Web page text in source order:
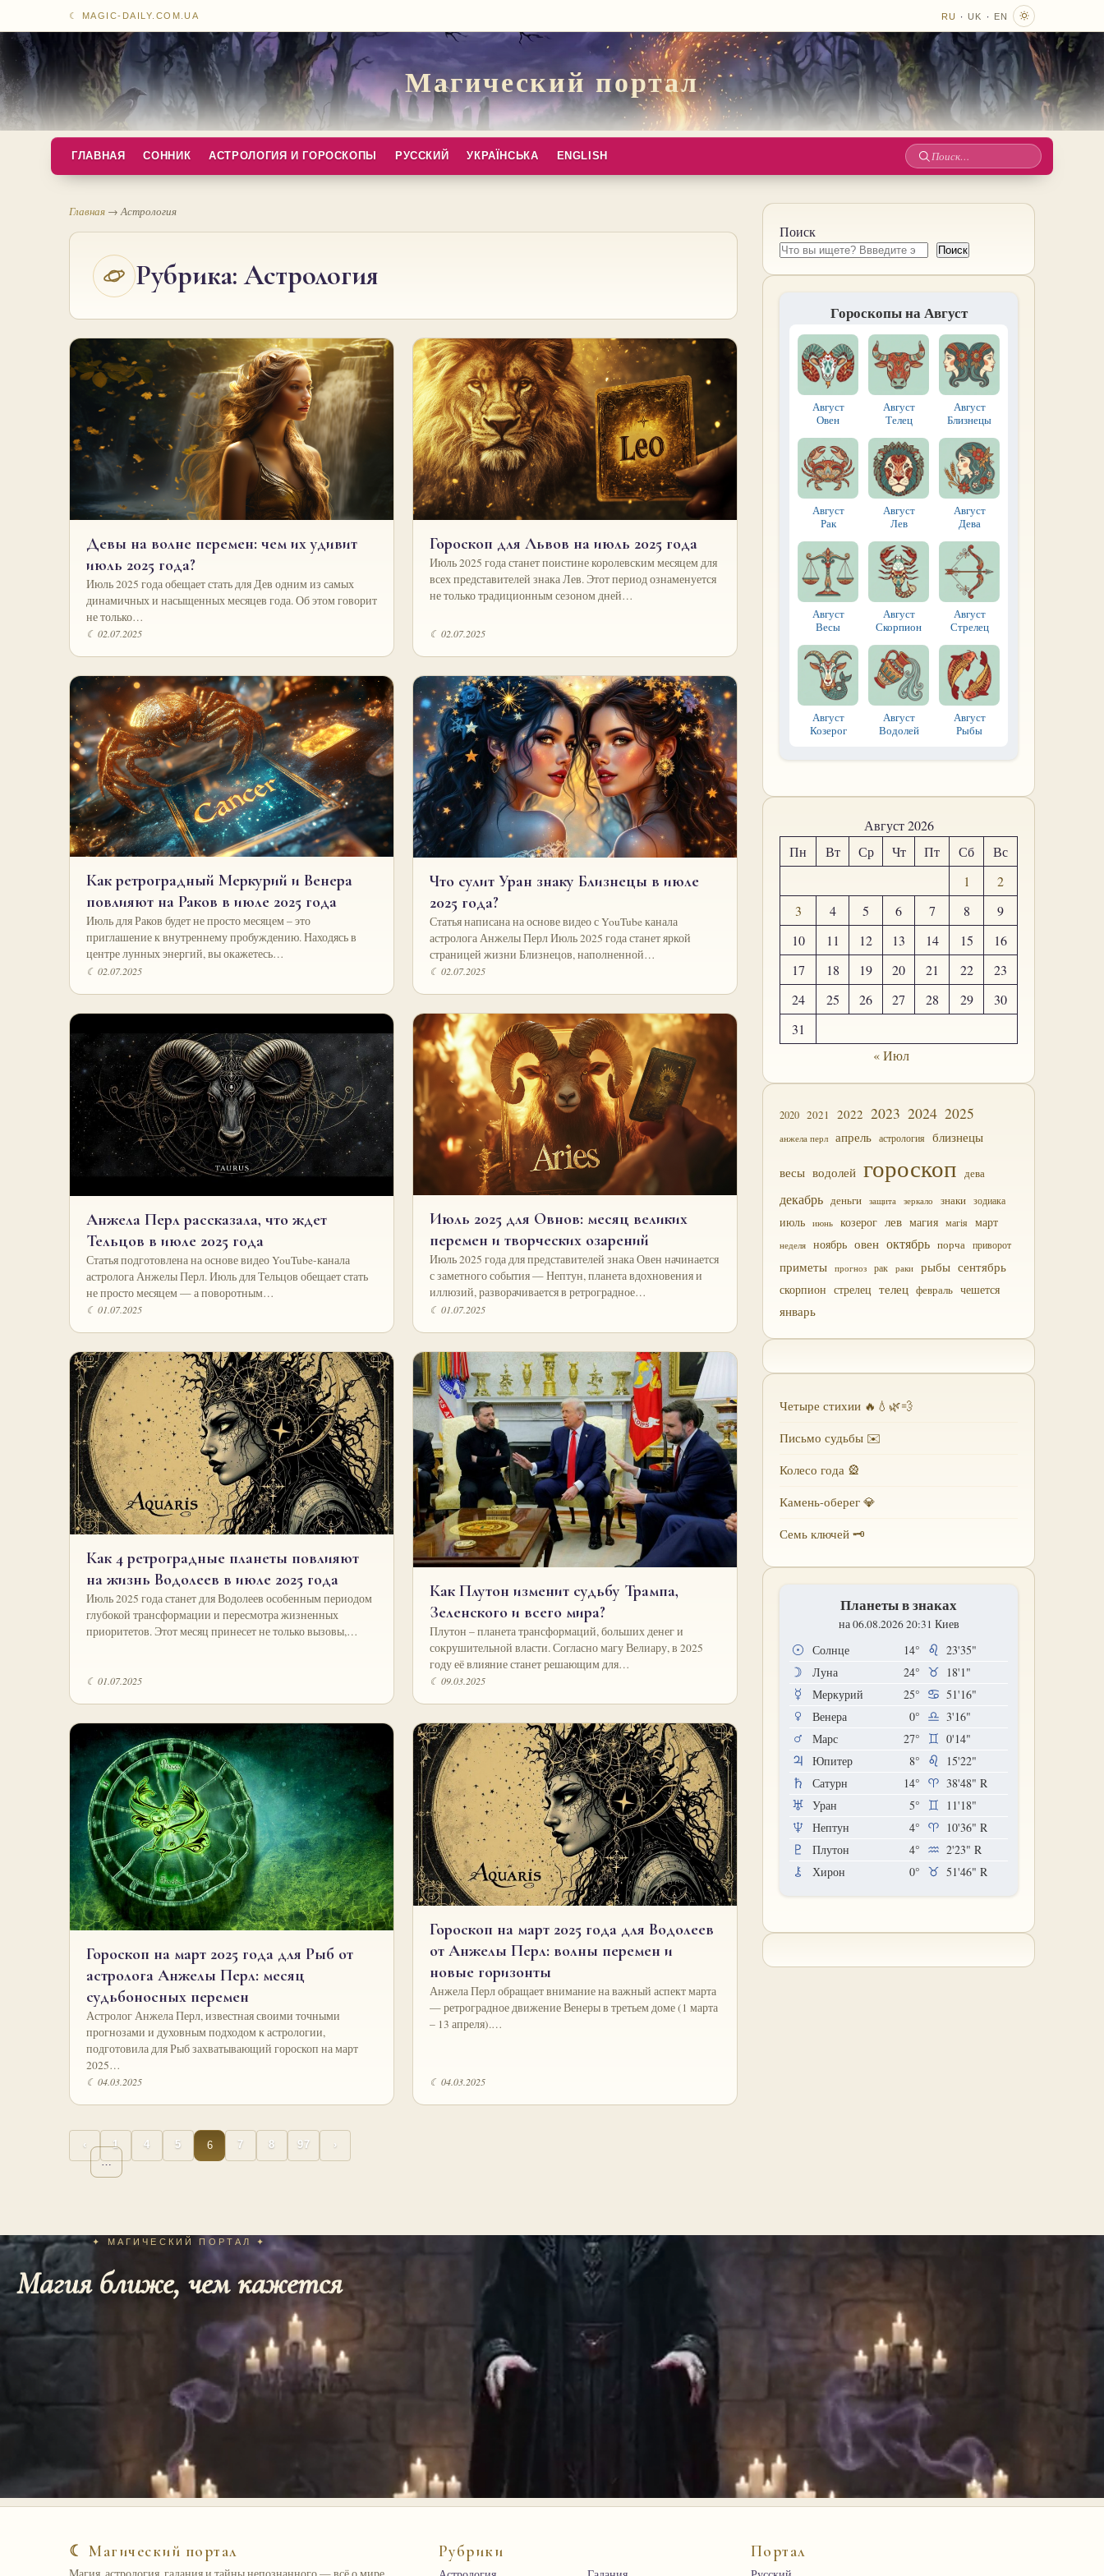
☾ MAGIC-DAILY.COM.UA RU · UK · EN
Магический портал
ГЛАВНАЯ СОННИК АСТРОЛОГИЯ И ГОРОСКОПЫ РУССКИЙ УКРАЇНСЬКА ENGLISH
Поиск
Главная → Астрология
Рубрика:Астрология
Девы на волне перемен: чем их удивит
июль 2025 года?
Июль 2025 года обещает стать для Дев одним из самых
динамичных и насыщенных месяцев года. Об этом говорит
не только…
☾ 02.07.2025
Гороскоп для Львов на июль 2025 года
Июль 2025 года станет поистине королевским месяцем для
всех представителей знака Лев. Этот период ознаменуется
не только традиционным сезоном дней…
☾ 02.07.2025
Как ретроградный Меркурий и Венера
повлияют на Раков в июле 2025 года
Июль для Раков будет не просто месяцем – это
приглашение к внутреннему пробуждению. Находясь в
центре лунных энергий, вы окажетесь…
☾ 02.07.2025
Что сулит Уран знаку Близнецы в июле
2025 года?
Статья написана на основе видео с YouTube канала
астролога Анжелы Перл Июль 2025 года станет яркой
страницей жизни Близнецов, наполненной…
☾ 02.07.2025
Анжела Перл рассказала, что ждет
Тельцов в июле 2025 года
Статья подготовлена на основе видео YouTube-канала
астролога Анжелы Перл. Июль для Тельцов обещает стать
не просто месяцем — а поворотным…
☾ 01.07.2025
Июль 2025 для Овнов: месяц великих
перемен и творческих озарений
Июль 2025 года для представителей знака Овен начинается
с заметного события — Нептун, планета вдохновения и
иллюзий, разворачивается в ретроградное…
☾ 01.07.2025
Как 4 ретроградные планеты повлияют
на жизнь Водолеев в июле 2025 года
Июль 2025 года станет для Водолеев особенным периодом
глубокой трансформации и пересмотра жизненных
приоритетов. Этот месяц принесет не только вызовы,…
☾ 01.07.2025
Как Плутон изменит судьбу Трампа,
Зеленского и всего мира?
Плутон – планета трансформаций, больших денег и
сокрушительной власти. Согласно магу Велиару, в 2025
году её влияние станет решающим для…
☾ 09.03.2025
Гороскоп на март 2025 года для Рыб от
астролога Анжелы Перл: месяц
судьбоносных перемен
Астролог Анжела Перл, известная своими точными
прогнозами и духовным подходом к астрологии,
подготовила для Рыб захватывающий гороскоп на март
2025…
☾ 04.03.2025
Гороскоп на март 2025 года для Водолеев
от Анжелы Перл: волны перемен и
новые горизонты
Анжела Перл обращает внимание на важный аспект марта
— ретроградное движение Венеры в третьем доме (1 марта
– 13 апреля).…
☾ 04.03.2025
‹ 1
…
4 5 6 7 8
…
97 ›
Поиск
Поиск
Гороскопы на Август
Август
Овен
Август
Телец
Август
Близнецы
Август
Рак
Август
Лев
Август
Дева
Август
Весы
Август
Скорпион
Август
Стрелец
Август
Козерог
Август
Водолей
Август
Рыбы
Август 2026
Пн
Вт Ср Чт Пт Сб
Вс
1
2
3
4 5 6 7 8
9
10
11 12 13 14 15
16
17
18 19 20 21 22
23
24
25 26 27 28 29
30
31
« Июл
2020 2021 2022 2023 2024 2025
анжела перл апрель астрология близнецы
весы водолей гороскоп дева
декабрь деньги защита зеркало знаки зодиака
июль июнь козерог лев магия магія март
неделя ноябрь овен октябрь порча приворот
приметы прогноз рак раки рыбы сентябрь
скорпион стрелец телец февраль чешется
январь
Четыре стихии 🔥💧🌿💨
Письмо судьбы ✉️
Колесо года 🎡
Камень-оберег 💎
Семь ключей 🗝
Планеты в знаках
на 06.08.2026 20:31 Киев
Солнце 14°
23'35"
Луна
24°
18'1"
Меркурий
25°
51'16"
Венера
0°
3'16"
Марс
27°
0'14"
Юпитер
8°
15'22"
Сатурн
14° 38'48" R
Уран
5°
11'18"
Нептун
4° 10'36" R
Плутон
4° 2'23" R
Хирон
0° 51'46" R
✦ МАГИЧЕСКИЙ ПОРТАЛ ✦
Магия ближе, чем кажется
☾ Магический портал Рубрики Портал